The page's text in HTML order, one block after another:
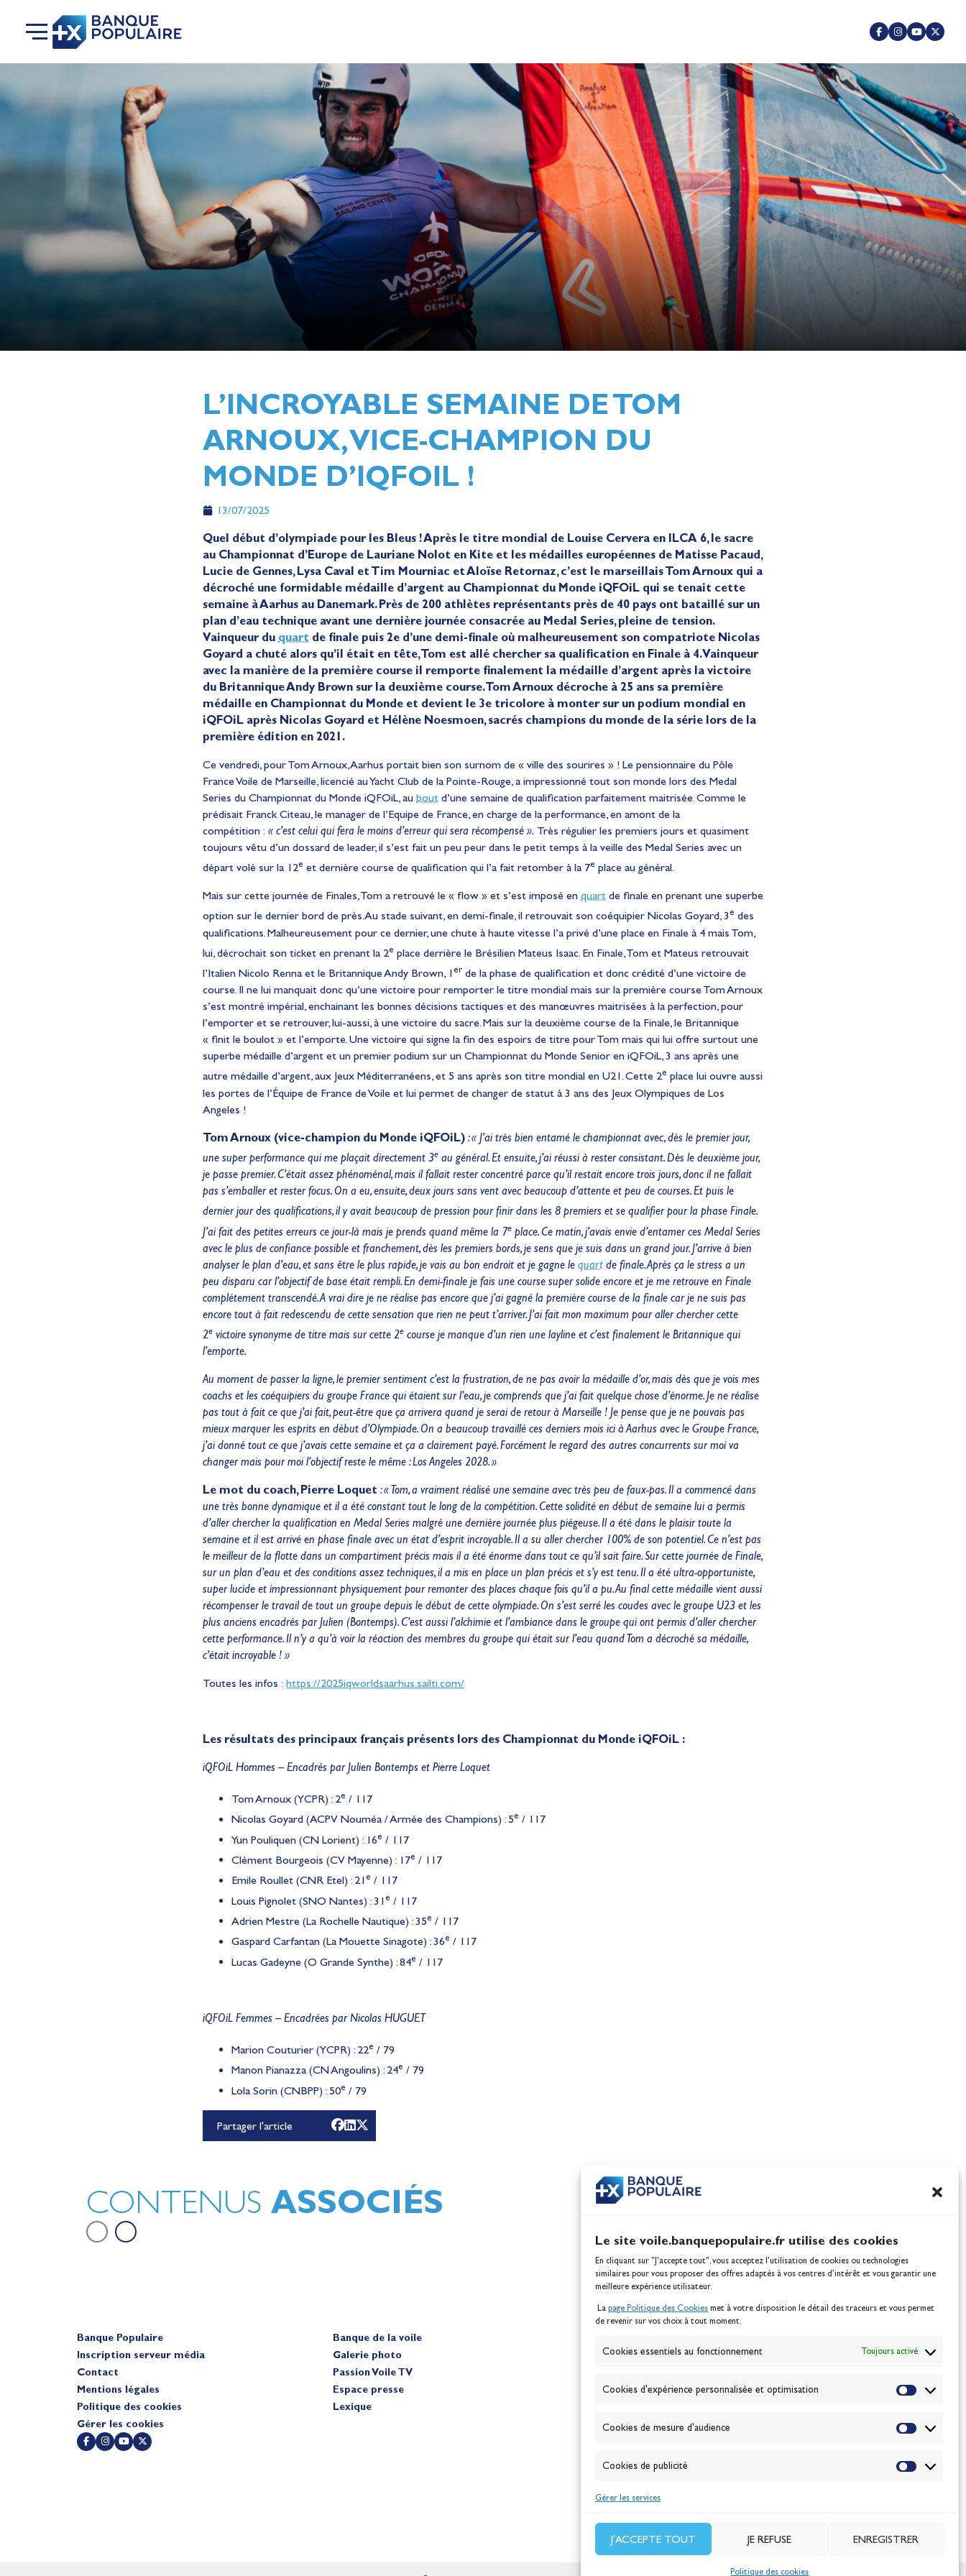
Le site voile.banquepopulaire.fr utilise des cookies
En cliquant sur "J'accepte tout", vous acceptez l’utilisation de cookies ou technologies
similaires pour vous proposer des offres adaptés à vos centres d’intérêt et vous garantir une
meilleure expérience utilisateur.
La page Politique des Cookies met à votre disposition le détail des traceurs et vous permet
de revenir sur vos choix à tout moment.
Cookies essentiels au fonctionnement Toujours activé
Cookies d'expérience personnalisée et optimisation
Cookies de mesure d'audience
Cookies de publicité
Gérer les services
J'ACCEPTE TOUT JE REFUSE ENREGISTRER
Politique des cookies
L’INCROYABLE SEMAINE DE TOM
ARNOUX, VICE-CHAMPION DU
MONDE D’IQFOIL !
13/07/2025
Quel début d’olympiade pour les Bleus ! Après le titre mondial de Louise Cervera en ILCA 6, le sacre
au Championnat d’Europe de Lauriane Nolot en Kite et les médailles européennes de Matisse Pacaud,
Lucie de Gennes, Lysa Caval et Tim Mourniac et Aloïse Retornaz, c’est le marseillais Tom Arnoux qui a
décroché une formidable médaille d’argent au Championnat du Monde iQFOiL qui se tenait cette
semaine à Aarhus au Danemark. Près de 200 athlètes représentants près de 40 pays ont bataillé sur un
plan d’eau technique avant une dernière journée consacrée au Medal Series, pleine de tension.
Vainqueur du quart de finale puis 2e d’une demi-finale où malheureusement son compatriote Nicolas
Goyard a chuté alors qu’il était en tête, Tom est allé chercher sa qualification en Finale à 4. Vainqueur
avec la manière de la première course il remporte finalement la médaille d’argent après la victoire
du Britannique Andy Brown sur la deuxième course. Tom Arnoux décroche à 25 ans sa première
médaille en Championnat du Monde et devient le 3e tricolore à monter sur un podium mondial en
iQFOiL après Nicolas Goyard et Hélène Noesmoen, sacrés champions du monde de la série lors de la
première édition en 2021.
Ce vendredi, pour Tom Arnoux, Aarhus portait bien son surnom de « ville des sourires » ! Le pensionnaire du Pôle
France Voile de Marseille, licencié au Yacht Club de la Pointe-Rouge, a impressionné tout son monde lors des Medal
Series du Championnat du Monde iQFOiL, au bout d’une semaine de qualification parfaitement maitrisée. Comme le
prédisait Franck Citeau, le manager de l’Equipe de France, en charge de la performance, en amont de la
compétition : « c’est celui qui fera le moins d’erreur qui sera récompensé ». Très régulier les premiers jours et quasiment
toujours vêtu d’un dossard de leader, il s’est fait un peu peur dans le petit temps à la veille des Medal Series avec un
départ volé sur la 12e et dernière course de qualification qui l’a fait retomber à la 7e place au général.
Mais sur cette journée de Finales, Tom a retrouvé le « flow » et s’est imposé en quart de finale en prenant une superbe
option sur le dernier bord de près. Au stade suivant, en demi-finale, il retrouvait son coéquipier Nicolas Goyard, 3e des
qualifications. Malheureusement pour ce dernier, une chute à haute vitesse l’a privé d’une place en Finale à 4 mais Tom,
lui, décrochait son ticket en prenant la 2e place derrière le Brésilien Mateus Isaac. En Finale, Tom et Mateus retrouvait
l’Italien Nicolo Renna et le Britannique Andy Brown, 1er de la phase de qualification et donc crédité d’une victoire de
course. Il ne lui manquait donc qu’une victoire pour remporter le titre mondial mais sur la première course Tom Arnoux
s’est montré impérial, enchainant les bonnes décisions tactiques et des manœuvres maitrisées à la perfection, pour
l’emporter et se retrouver, lui-aussi, à une victoire du sacre. Mais sur la deuxième course de la Finale, le Britannique
« finit le boulot » et l’emporte. Une victoire qui signe la fin des espoirs de titre pour Tom mais qui lui offre surtout une
superbe médaille d’argent et un premier podium sur un Championnat du Monde Senior en iQFOiL, 3 ans après une
autre médaille d’argent, aux Jeux Méditerranéens, et 5 ans après son titre mondial en U21. Cette 2e place lui ouvre aussi
les portes de l’Équipe de France de Voile et lui permet de changer de statut à 3 ans des Jeux Olympiques de Los
Angeles !
Tom Arnoux (vice-champion du Monde iQFOiL) : « J’ai très bien entamé le championnat avec, dès le premier jour,
une super performance qui me plaçait directement 3e au général. Et ensuite, j’ai réussi à rester consistant. Dès le deuxième jour,
je passe premier. C’était assez phénoménal, mais il fallait rester concentré parce qu’il restait encore trois jours, donc il ne fallait
pas s’emballer et rester focus. On a eu, ensuite, deux jours sans vent avec beaucoup d’attente et peu de courses. Et puis le
dernier jour des qualifications, il y avait beaucoup de pression pour finir dans les 8 premiers et se qualifier pour la phase Finale.
J’ai fait des petites erreurs ce jour-là mais je prends quand même la 7e place. Ce matin, j’avais envie d’entamer ces Medal Series
avec le plus de confiance possible et franchement, dès les premiers bords, je sens que je suis dans un grand jour. J’arrive à bien
analyser le plan d’eau, et sans être le plus rapide, je vais au bon endroit et je gagne le quart de finale. Après ça le stress a un
peu disparu car l’objectif de base était rempli. En demi-finale je fais une course super solide encore et je me retrouve en Finale
complétement transcendé. A vrai dire je ne réalise pas encore que j’ai gagné la première course de la finale car je ne suis pas
encore tout à fait redescendu de cette sensation que rien ne peut t’arriver. J’ai fait mon maximum pour aller chercher cette
2e victoire synonyme de titre mais sur cette 2e course je manque d’un rien une layline et c’est finalement le Britannique qui
l’emporte.
Au moment de passer la ligne, le premier sentiment c’est la frustration, de ne pas avoir la médaille d’or, mais dès que je vois mes
coachs et les coéquipiers du groupe France qui étaient sur l’eau, je comprends que j’ai fait quelque chose d’énorme. Je ne réalise
pas tout à fait ce que j’ai fait, peut-être que ça arrivera quand je serai de retour à Marseille ! Je pense que je ne pouvais pas
mieux marquer les esprits en début d’Olympiade. On a beaucoup travaillé ces derniers mois ici à Aarhus avec le Groupe France,
j’ai donné tout ce que j’avais cette semaine et ça a clairement payé. Forcément le regard des autres concurrents sur moi va
changer mais pour moi l’objectif reste le même : Los Angeles 2028. »
Le mot du coach, Pierre Loquet : « Tom, a vraiment réalisé une semaine avec très peu de faux-pas. Il a commencé dans
une très bonne dynamique et il a été constant tout le long de la compétition. Cette solidité en début de semaine lui a permis
d’aller chercher la qualification en Medal Series malgré une dernière journée plus piégeuse. Il a été dans le plaisir toute la
semaine et il est arrivé en phase finale avec un état d’esprit incroyable. Il a su aller chercher 100% de son potentiel. Ce n’est pas
le meilleur de la flotte dans un compartiment précis mais il a été énorme dans tout ce qu’il sait faire. Sur cette journée de Finale,
sur un plan d’eau et des conditions assez techniques, il a mis en place un plan précis et s’y est tenu. Il a été ultra-opportuniste,
super lucide et impressionnant physiquement pour remonter des places chaque fois qu’il a pu. Au final cette médaille vient aussi
récompenser le travail de tout un groupe depuis le début de cette olympiade. On s’est serré les coudes avec le groupe U23 et les
plus anciens encadrés par Julien (Bontemps). C’est aussi l’alchimie et l’ambiance dans le groupe qui ont permis d’aller chercher
cette performance. Il n’y a qu’à voir la réaction des membres du groupe qui était sur l’eau quand Tom a décroché sa médaille,
c’était incroyable ! »
Toutes les infos : https://2025iqworldsaarhus.sailti.com/
Les résultats des principaux français présents lors des Championnat du Monde iQFOiL :
iQFOiL Hommes – Encadrés par Julien Bontemps et Pierre Loquet
Tom Arnoux (YCPR) : 2e / 117
Nicolas Goyard (ACPV Nouméa / Armée des Champions) : 5e / 117
Yun Pouliquen (CN Lorient) : 16e / 117
Clément Bourgeois (CV Mayenne) : 17e / 117
Emile Roullet (CNR Etel) : 21e / 117
Louis Pignolet (SNO Nantes) : 31e / 117
Adrien Mestre (La Rochelle Nautique) : 35e / 117
Gaspard Carfantan (La Mouette Sinagote) : 36e / 117
Lucas Gadeyne (O Grande Synthe) : 84e / 117
iQFOiL Femmes – Encadrées par Nicolas HUGUET
Marion Couturier (YCPR) : 22e / 79
Manon Pianazza (CN Angoulins) : 24e / 79
Lola Sorin (CNBPP) : 50e / 79
Partager l'article
CONTENUS ASSOCIÉS
Lauriane Nolot en or à Long
Beach, sur le plan d'eau des Jeux
Banque Populaire
Inscription serveur média
Contact
Mentions légales
Politique des cookies
Gérer les cookies
Banque de la voile
Galerie photo
Passion Voile TV
Espace presse
Lexique
ABONNEZ-VOUS
J'accepte la